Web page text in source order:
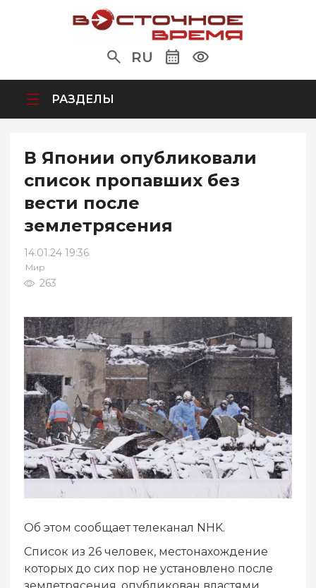
RU
РАЗДЕЛЫ
В Японии опубликовали
список пропавших без
вести после
землетрясения
14.01.24 19:36
Мир
263
Об этом сообщает телеканал NHK.
Список из 26 человек, местонахождение
которых до сих пор не установлено после